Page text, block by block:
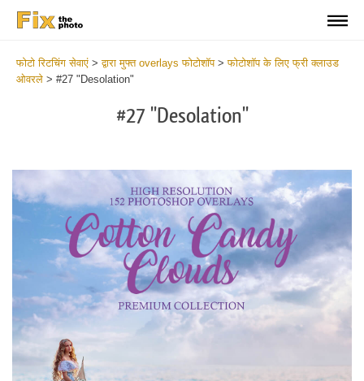
फोटो रिटचिंग सेवाएं >द्वारा मुफ्त overlays फोटोशॉप>फोटोशॉप के लिए फ्री क्लाउड
ओवरले > #27 "Desolation"
#27 "Desolation"